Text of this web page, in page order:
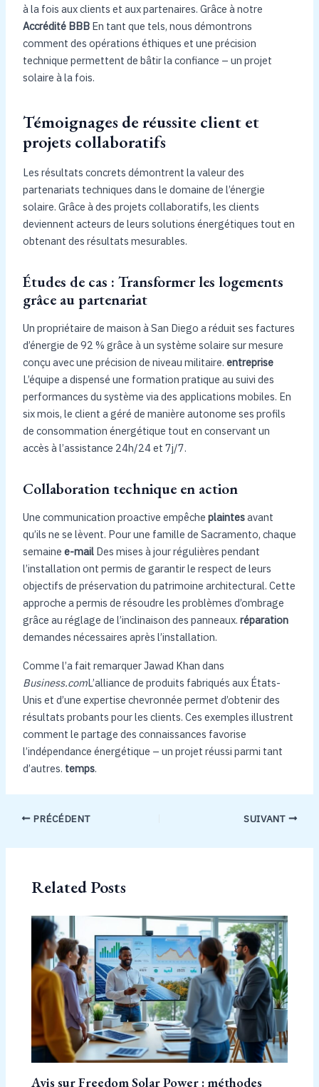
à la fois aux clients et aux partenaires. Grâce à notre
Accrédité BBBEn tant que tels, nous démontrons
comment des opérations éthiques et une précision
technique permettent de bâtir la confiance – un projet
solaire à la fois.
Témoignages de réussite client et
projets collaboratifs
Les résultats concrets démontrent la valeur des
partenariats techniques dans le domaine de l’énergie
solaire. Grâce à des projets collaboratifs, les clients
deviennent acteurs de leurs solutions énergétiques tout en
obtenant des résultats mesurables.
Études de cas : Transformer les logements
grâce au partenariat
Un propriétaire de maison à San Diego a réduit ses factures
d’énergie de 92 % grâce à un système solaire sur mesure
conçu avec une précision de niveau militaire. entreprise
L’équipe a dispensé une formation pratique au suivi des
performances du système via des applications mobiles. En
six mois, le client a géré de manière autonome ses profils
de consommation énergétique tout en conservant un
accès à l’assistance 24h/24 et 7j/7.
Collaboration technique en action
Une communication proactive empêche plaintesavant
qu’ils ne se lèvent. Pour une famille de Sacramento, chaque
semaine e-mailDes mises à jour régulières pendant
l’installation ont permis de garantir le respect de leurs
objectifs de préservation du patrimoine architectural. Cette
approche a permis de résoudre les problèmes d’ombrage
grâce au réglage de l’inclinaison des panneaux. réparation
demandes nécessaires après l’installation.
Comme l’a fait remarquer Jawad Khan dans
Business.comL’alliance de produits fabriqués aux États-
Unis et d’une expertise chevronnée permet d’obtenir des
résultats probants pour les clients. Ces exemples illustrent
comment le partage des connaissances favorise
l’indépendance énergétique – un projet réussi parmi tant
d’autres. temps.
PRÉCÉDENT SUIVANT
Related Posts
Avis sur Freedom Solar Power : méthodes